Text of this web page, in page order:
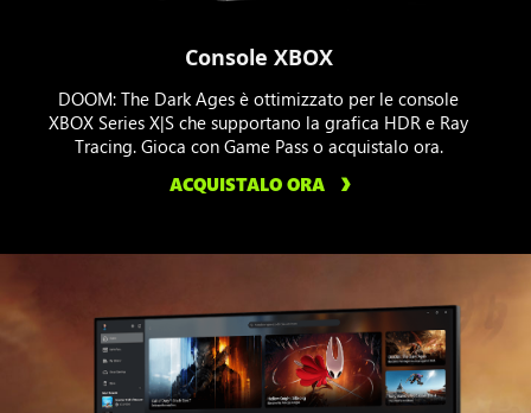
Console XBOX
DOOM: The Dark Ages è ottimizzato per le console
XBOX Series X|S che supportano la grafica HDR e Ray
Tracing. Gioca con Game Pass o acquistalo ora.
ACQUISTALO ORA